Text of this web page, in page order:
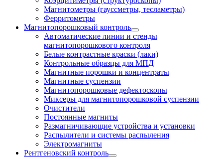
Магнитометры (гауссметры, тесламетры)
Ферритометры
Магнитопорошковый контроль
Автоматические линии и стенды
магнитопорошкового контроля
Белые контрастные краски (лаки)
Контрольные образцы для МПД
Магнитные порошки и концентраты
Магнитные суспензии
Магнитопорошковые дефектоскопы
Миксеры для магнитопорошковой суспензии
Очистители
Постоянные магниты
Размагничивающие устройства и установки
Распылители и системы распыления
Электромагниты
Рентгеновский контроль